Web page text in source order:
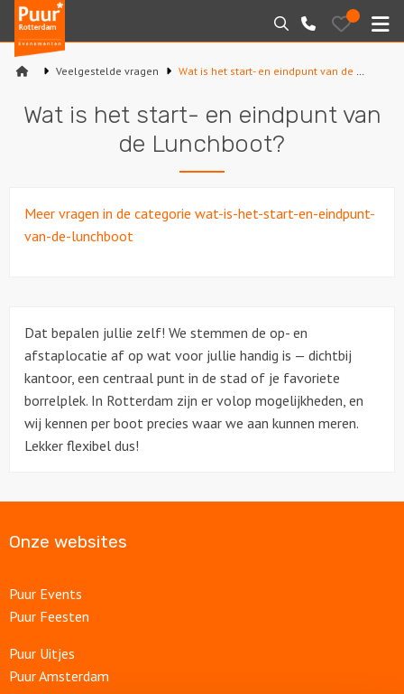
Puur*
Rotterdam
bedrijfsuitjes
Zoeken
010-
7271205
Bewaarde
uitjes
Varen
Sport en spel
Locaties
Feesten
Veelgestelde vragen Wat is het start- en eindpunt van de Lunchboot?
Wat is het start- en eindpunt van
de Lunchboot?
Meer vragen in de categorie wat-is-het-start-en-eindpunt-
van-de-lunchboot
Dat bepalen jullie zelf! We stemmen de op- en
afstaplocatie af op wat voor jullie handig is — dichtbij
kantoor, een centraal punt in de stad of je favoriete
borrelplek. In Rotterdam zijn er volop mogelijkheden, en
wij kennen per boot precies waar we aan kunnen meren.
Lekker flexibel dus!
Onze websites
Puur Events
Puur Feesten
Puur Uitjes
Puur Amsterdam